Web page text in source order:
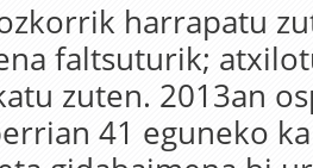
harrapatu
faltsuturik;
zuten. 2013an
41 eguneko